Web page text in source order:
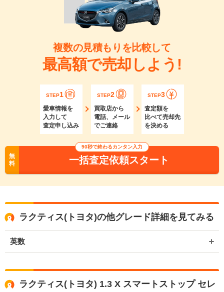
複数の見積もりを比較して
最高額で売却しよう!
STEP1
愛車情報を
入力して
査定申し込み
STEP2
買取店から
電話、メール
でご連絡
STEP3
査定額を
比べて売却先
を決める
無
料
90秒で終わるカンタン入力
一括査定依頼スタート
ラクティス(トヨタ)の他グレード詳細を見てみる
英数
ラクティス(トヨタ) 1.3 X スマートストップ セレ